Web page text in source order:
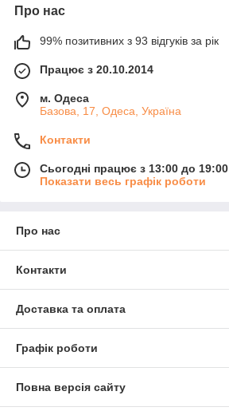
Про нас
99% позитивних з 93 відгуків за рік
Працює з 20.10.2014
м. Одеса
Базова, 17, Одеса, Україна
Контакти
Сьогодні працює з 13:00 до 19:00
Показати весь графік роботи
Про нас
Контакти
Доставка та оплата
Графік роботи
Повна версія сайту